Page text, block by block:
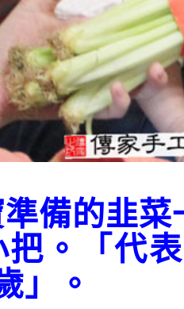
準備的韭
把。「代
」。